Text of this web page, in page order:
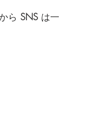
ら SNS は一